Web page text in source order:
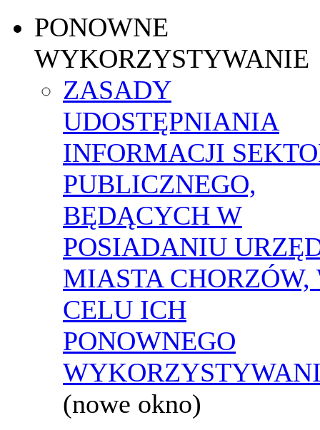
PONOWNE
WYKORZYSTYWANIE
ZASADY
UDOSTĘPNIANIA
INFORMACJI
PUBLICZNEGO,
BĘDĄCYCH W
POSIADANIU
MIASTA CHORZÓW,
CELU ICH
PONOWNEGO
(nowe okno)